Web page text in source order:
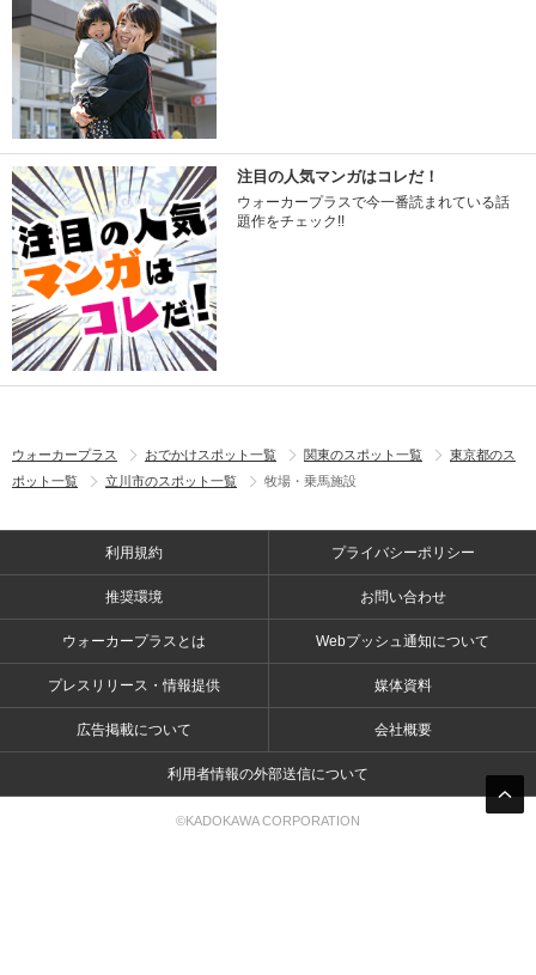
注目の人気マンガはコレだ！
ウォーカープラスで今一番読まれている話
題作をチェック!!
ウォーカープラス おでかけスポット一覧 関東のスポット一覧
東京都のス
ポット一覧
立川市のスポット一覧 牧場・乗馬施設
利用規約 プライバシーポリシー
推奨環境 お問い合わせ
ウォーカープラスとは Webプッシュ通知について
プレスリリース・情報提供 媒体資料
広告掲載について 会社概要
利用者情報の外部送信について
©KADOKAWA CORPORATION